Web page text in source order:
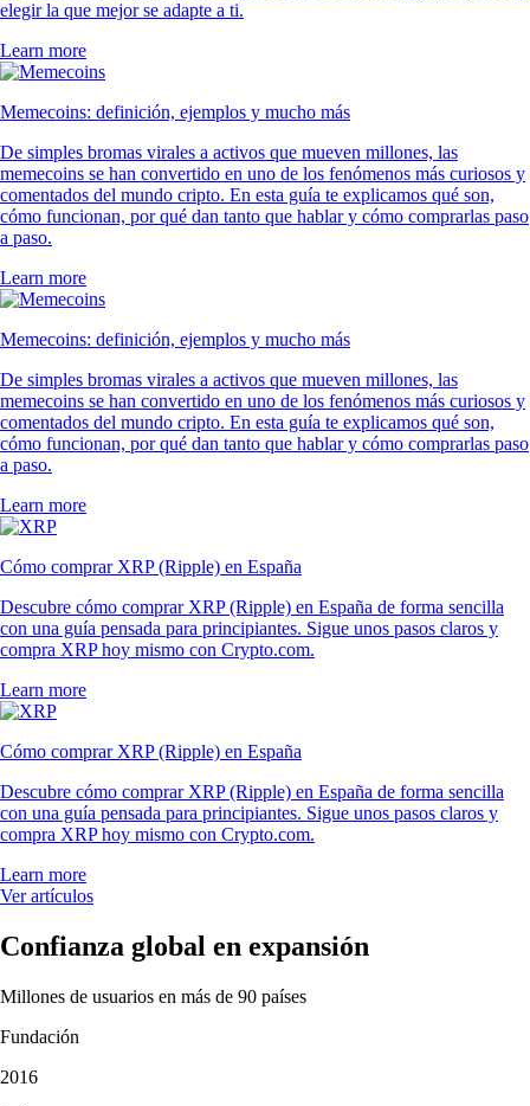
elegir la que mejor se adapte a ti.
Learn more
Memecoins: definición, ejemplos y mucho más
De simples bromas virales a activos que mueven millones, las
memecoins se han convertido en uno de los fenómenos más curiosos y
comentados del mundo cripto. En esta guía te explicamos qué son,
cómo funcionan, por qué dan tanto que hablar y cómo comprarlas paso
a paso.
Learn more
Memecoins: definición, ejemplos y mucho más
De simples bromas virales a activos que mueven millones, las
memecoins se han convertido en uno de los fenómenos más curiosos y
comentados del mundo cripto. En esta guía te explicamos qué son,
cómo funcionan, por qué dan tanto que hablar y cómo comprarlas paso
a paso.
Learn more
Cómo comprar XRP (Ripple) en España
Descubre cómo comprar XRP (Ripple) en España de forma sencilla
con una guía pensada para principiantes. Sigue unos pasos claros y
compra XRP hoy mismo con Crypto.com.
Learn more
Cómo comprar XRP (Ripple) en España
Descubre cómo comprar XRP (Ripple) en España de forma sencilla
con una guía pensada para principiantes. Sigue unos pasos claros y
compra XRP hoy mismo con Crypto.com.
Learn more
Ver artículos
Confianza global en expansión
Millones de usuarios en más de 90 países
Fundación
2016